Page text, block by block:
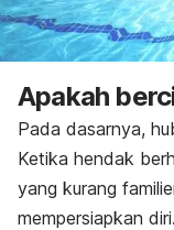
Apakah
Pada dasarnya,
Ketika hendak
yang kurang
mempersiapkan diri.